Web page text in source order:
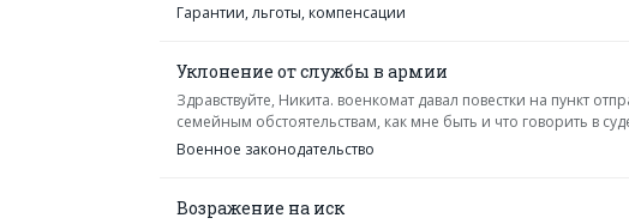
Гарантии, льготы, компенсации
Уклонение от службы в армии
Здравствуйте, Никита. военкомат давал повестки на пункт
семейным обстоятельствам, как мне быть и что говорить в
Военное законодательство
Возражение на иск